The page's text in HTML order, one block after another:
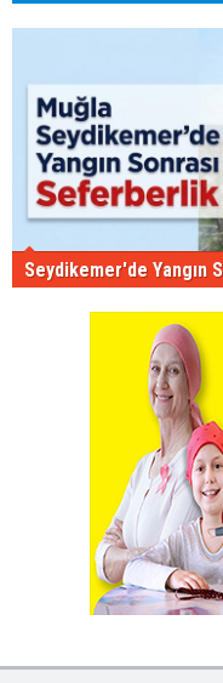
Seydikemer'de Yangın